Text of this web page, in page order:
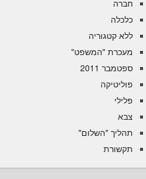
חברה
כלכלה
ללא קטגוריה
מעכרת "המשפט"
ספטמבר 2011
פוליטיקה
פלילי
צבא
תהליך "השלום"
תקשורת